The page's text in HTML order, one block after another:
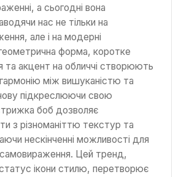
а сьогодні вона
нас не тільки на
але і на модерні
геометрична форма, коротке
та акцент на обличчі створюють
між вишуканістю та
підкреслюючи свою
боб дозволяє
з різноманіттю текстур та
нескінченні можливості для
самовираження. Цей тренд,
ікони стилю, перетворює